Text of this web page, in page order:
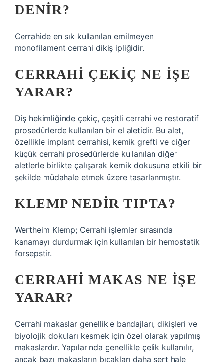
DENIR?
Cerrahide en sık kullanılan emilmeyen
monofilament cerrahi dikiş ipliğidir.
CERRAHI ÇEKIÇ NE IŞE
YARAR?
Diş hekimliğinde çekiç, çeşitli cerrahi ve restoratif
prosedürlerde kullanılan bir el aletidir. Bu alet,
özellikle implant cerrahisi, kemik grefti ve diğer
küçük cerrahi prosedürlerde kullanılan diğer
aletlerle birlikte çalışarak kemik dokusuna etkili bir
şekilde müdahale etmek üzere tasarlanmıştır.
KLEMP NEDIR TIPTA?
Wertheim Klemp; Cerrahi işlemler sırasında
kanamayı durdurmak için kullanılan bir hemostatik
forsepstir.
CERRAHI MAKAS NE IŞE
YARAR?
Cerrahi makaslar genellikle bandajları, dikişleri ve
biyolojik dokuları kesmek için özel olarak yapılmış
makaslardır. Yapılarında genellikle çelik kullanılır,
ancak bazı makasların bıçakları daha sert hale